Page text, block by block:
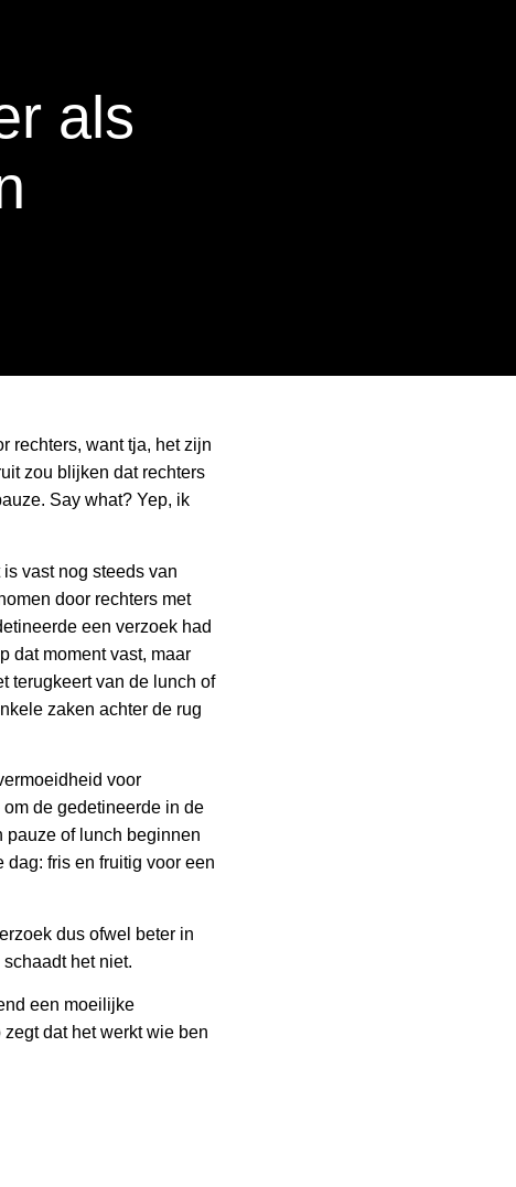
als
rechters, want tja, het zijn
zou blijken dat rechters
Say what? Yep, ik
vast nog steeds van
door rechters met
een verzoek had
dat moment vast, maar
terugkeert van de lunch of
zaken achter de rug
voor
de gedetineerde in de
pauze of lunch beginnen
fris en fruitig voor een
dus ofwel beter in
het niet.
een moeilijke
dat het werkt wie ben